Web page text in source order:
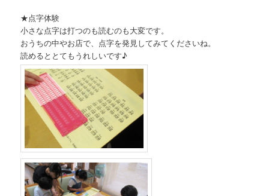
動
★点字体験
小さな点字は打つのも読むのも大変です。
おうちの中やお店で、点字を発見してみてくださいね。
読めるととてもうれしいです♪